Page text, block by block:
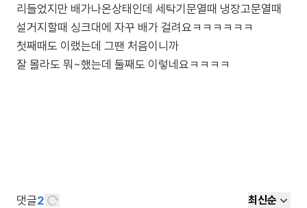
리들었지만 배가나온상태인데 세탁기문열때 냉장고문열때
설거지할때 싱크대에 자꾸 배가 걸려요ㅋㅋㅋㅋㅋㅋ
첫째때도 이랬는데 그땐 처음이니까
잘 몰라도 뭐~했는데 둘째도 이렇네요ㅋㅋㅋㅋ
댓글2 최신순